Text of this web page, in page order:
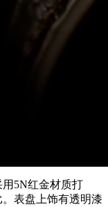
5N红金材质打
表盘上饰有透明漆